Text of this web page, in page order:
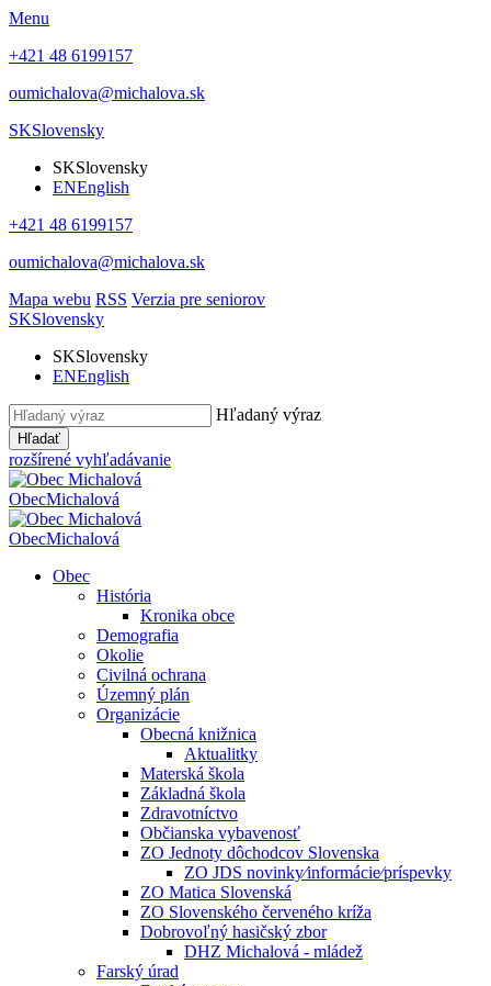
Menu
+421 48 6199157
oumichalova@michalova.sk
SKSlovensky
SKSlovensky
ENEnglish
+421 48 6199157
oumichalova@michalova.sk
Mapa webu RSS Verzia pre seniorov
SKSlovensky
SKSlovensky
ENEnglish
Hľadaný výraz
Hľadať
rozšírené vyhľadávanie
ObecMichalová
ObecMichalová
Obec
História
Kronika obce
Demografia
Okolie
Civilná ochrana
Územný plán
Organizácie
Obecná knižnica
Aktualitky
Materská škola
Základná škola
Zdravotníctvo
Občianska vybavenosť
ZO Jednoty dôchodcov Slovenska
ZO JDS novinky⁄informácie⁄príspevky
ZO Matica Slovenská
ZO Slovenského červeného kríža
Dobrovoľný hasičský zbor
DHZ Michalová - mládež
Farský úrad